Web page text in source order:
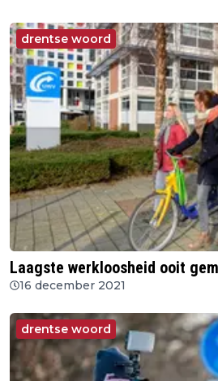
drentse woord
Laagste werkloosheid ooit
16 december 2021
drentse woord